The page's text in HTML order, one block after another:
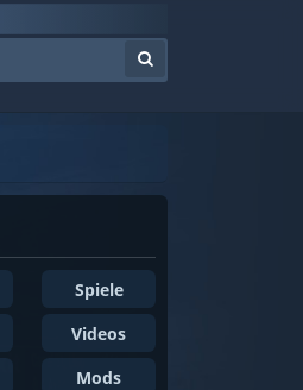
Spiele
Videos
Mods